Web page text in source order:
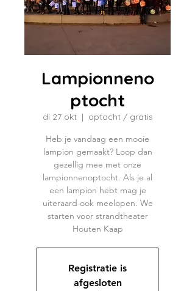
Lampionneno
ptocht
di 27 okt
  |
optocht / gratis
Heb je vandaag een mooie
lampion gemaakt? Loop dan
gezellig mee met onze
lampionnenoptocht. Als je al
een lampion hebt mag je
uiteraard ook meelopen. We
starten voor strandtheater
Houten Kaap
Registratie is
afgesloten